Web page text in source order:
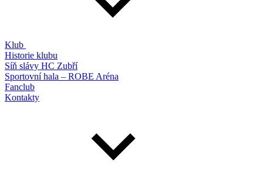
Klub
Historie klubu
Síň slávy HC Zubří
Sportovní hala – ROBE Aréna
Fanclub
Kontakty